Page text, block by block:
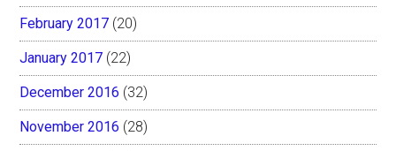
February 2017 (20)
January 2017 (22)
December 2016 (32)
November 2016 (28)